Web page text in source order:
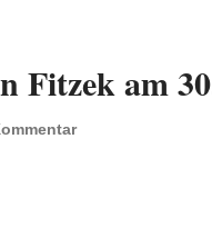
Fitzek am